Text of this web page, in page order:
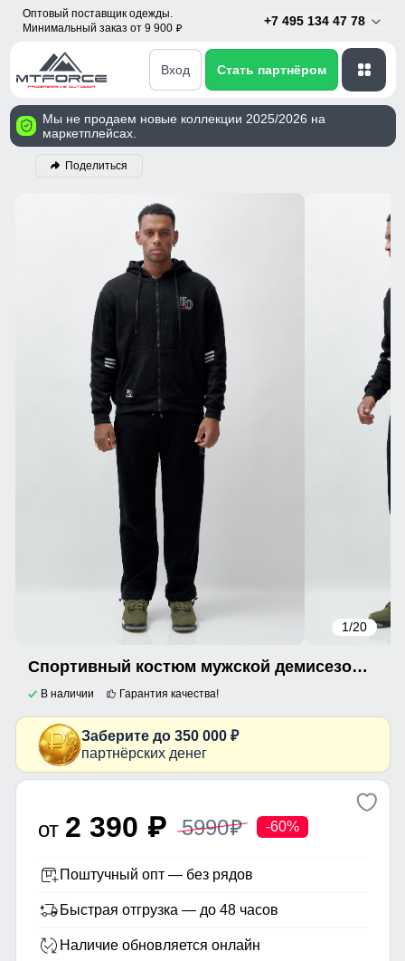
Оптовый поставщик одежды.
Минимальный заказ от 9 900 p
+7 495 134 47 78
Вход Стать партнёром
Мы не продаем новые коллекции 2025/2026 на
маркетплейсах.
Поделиться
1/20
Спортивный костюм мужской демисезонный на флисе черного цвета 336Ch
В наличии Гарантия качества!
Заберите до 350 000 ₽
партнёрских денег
от 2 390 p 5990p -60%
Поштучный опт — без рядов
Быстрая отгрузка — до 48 часов
Наличие обновляется онлайн